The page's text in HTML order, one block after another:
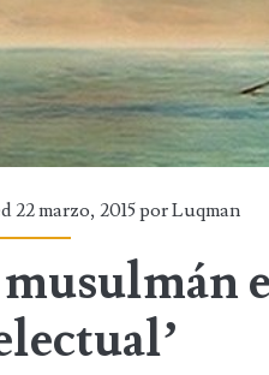
22 marzo, 2015 porLuqman
musulmán